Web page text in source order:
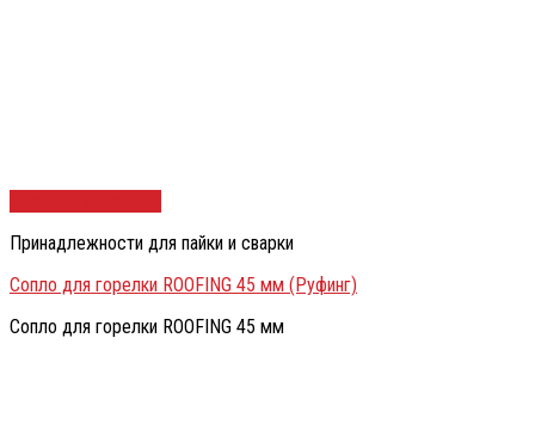
Принадлежности для пайки и сварки
Сопло для горелки ROOFING 45 мм (Руфинг)
Сопло для горелки ROOFING 45 мм